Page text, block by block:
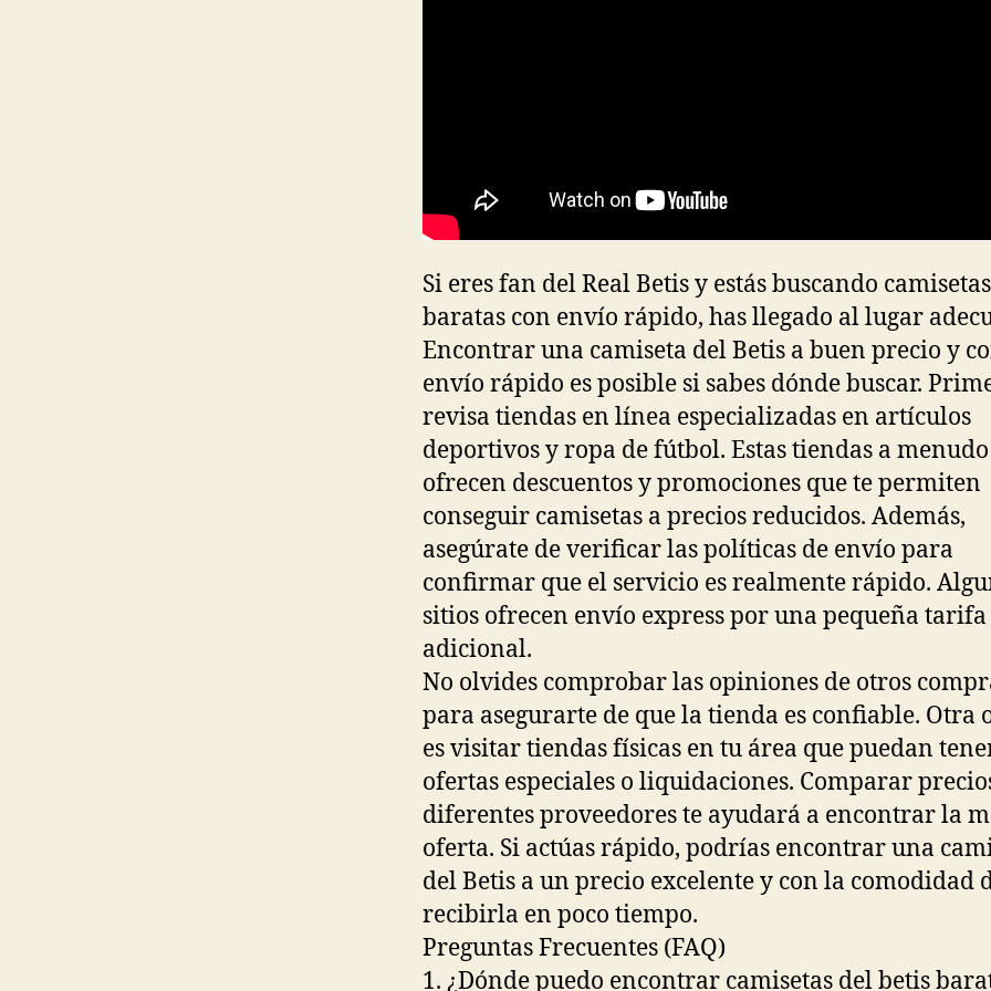
Si eres fan del Real Betis y estás buscando camisetas
baratas con envío rápido, has llegado al lugar
Encontrar una camiseta del Betis a buen precio y
envío rápido es posible si sabes dónde buscar.
revisa tiendas en línea especializadas en artículos
deportivos y ropa de fútbol. Estas tiendas a menudo
ofrecen descuentos y promociones que te permiten
conseguir camisetas a precios reducidos. Además,
asegúrate de verificar las políticas de envío para
confirmar que el servicio es realmente rápido.
sitios ofrecen envío express por una pequeña tarifa
adicional.
No olvides comprobar las opiniones de otros
para asegurarte de que la tienda es confiable. Otra
es visitar tiendas físicas en tu área que puedan
ofertas especiales o liquidaciones. Comparar
diferentes proveedores te ayudará a encontrar la
oferta. Si actúas rápido, podrías encontrar una
del Betis a un precio excelente y con la comodidad
recibirla en poco tiempo.
Preguntas Frecuentes (FAQ)
1. ¿Dónde puedo encontrar camisetas del betis